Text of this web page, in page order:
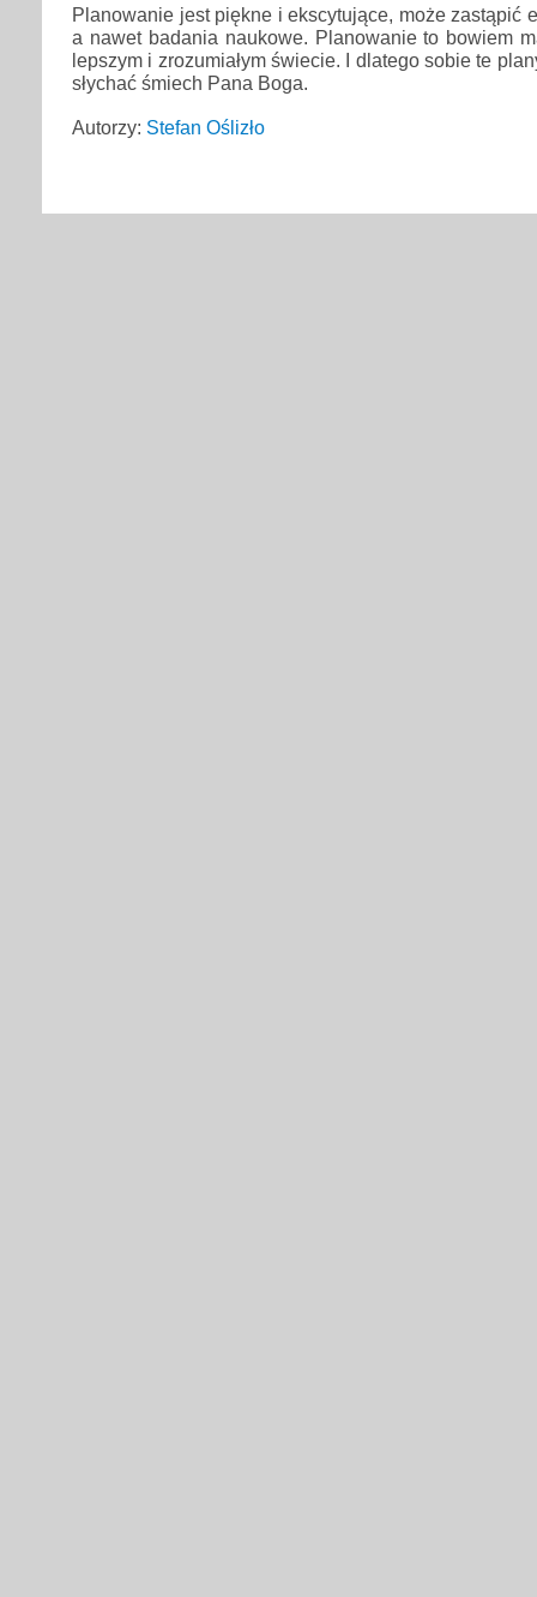
Planowanie jest piękne i ekscytujące, może zastąpić
a nawet badania naukowe. Planowanie to bowiem
lepszym i zrozumiałym świecie. I dlatego sobie te
słychać śmiech Pana Boga.
Autorzy: Stefan Oślizło